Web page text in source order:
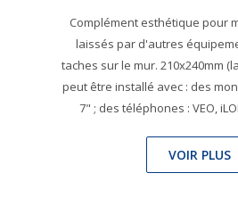
Complément esthétique pour
laissés par d'autres
taches sur le mur. 210x240mm
peut être installé avec : des
7" ; des téléphones : VEO,
VOIR PLUS